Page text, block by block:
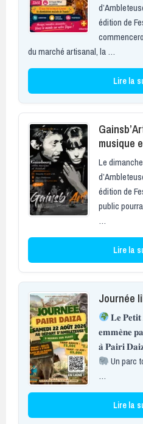
édition de
du marché artisanal, la …
Lire la
musique
Le
édition de
public
…
Lire la
Journée
𝐋𝐞
𝐞𝐦𝐦𝐞̀𝐧𝐞
𝐚̀ 𝐏𝐚𝐢𝐫𝐢
Un parc
…
Lire la